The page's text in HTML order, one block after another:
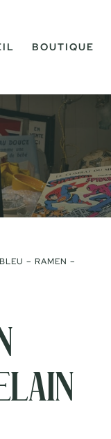
BOUTIQUE
– RAMEN –